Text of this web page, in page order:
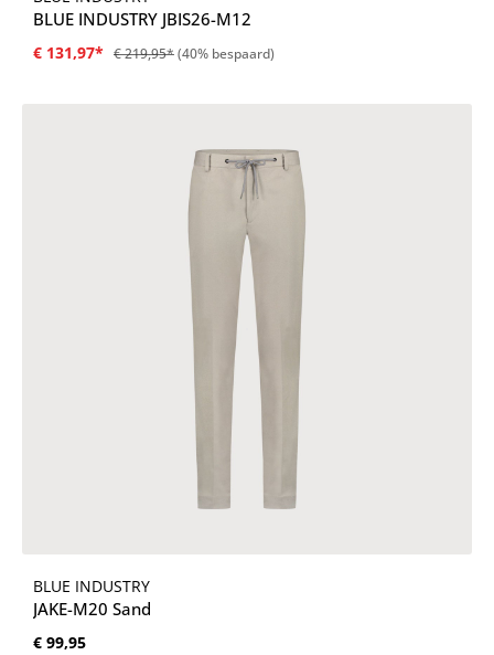
BLUE INDUSTRY JBIS26-M12
€ 131,97* € 219,95*(40% bespaard)
BLUE INDUSTRY
JAKE-M20 Sand
Normale prijs:
€ 99,95